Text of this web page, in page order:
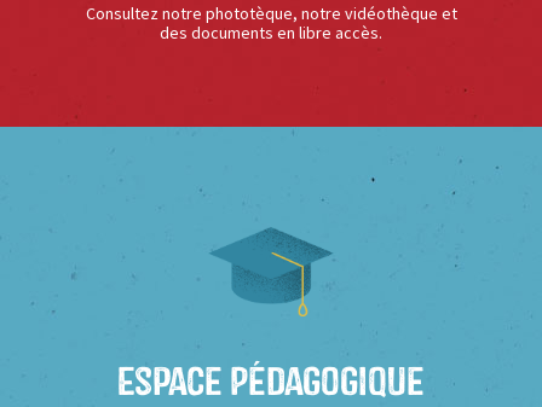
Consultez notre phototèque, notre vidéothèque et
des documents en libre accès.
Espace Pédagogique